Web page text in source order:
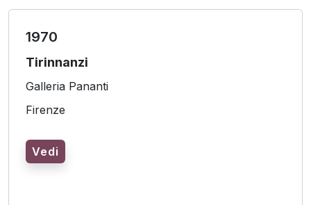
1970
Tirinnanzi
Galleria Pananti
Firenze
Vedi